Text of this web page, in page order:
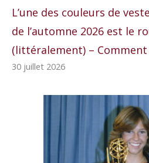
L’une des couleurs de
de l’automne 2026 est le
(littéralement) –
30 juillet 2026